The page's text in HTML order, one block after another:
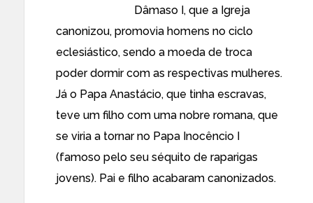
Dâmaso I, que a Igreja
canonizou, promovia homens no ciclo
eclesiástico, sendo a moeda de troca
poder dormir com as respectivas mulheres.
Já o Papa Anastácio, que tinha escravas,
teve um filho com uma nobre romana, que
se viria a tornar no Papa Inocêncio I
(famoso pelo seu séquito de raparigas
jovens). Pai e filho acabaram canonizados.